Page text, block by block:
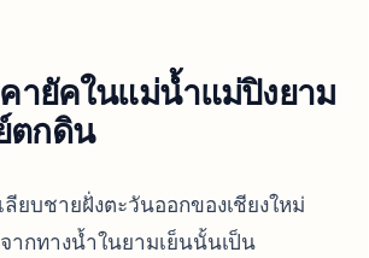
คายัคในแม่น้ำแม่ปิงยาม
ตกดิน
ยบชายฝั่งตะวันออกของเชียงใหม่
ากทางน้ำในยามเย็นนั้นเป็น